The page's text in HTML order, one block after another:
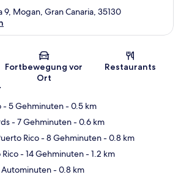
Karte
9, Mogan, Gran Canaria, 35130
Fortbewegung vor
Ort
Restaurants
- 5 Gehminuten- 0.5 km
- 7 Gehminuten- 0.6 km
Rico- 8 Gehminuten- 0.8 km
- 14 Gehminuten- 1.2 km
- 0.8 km